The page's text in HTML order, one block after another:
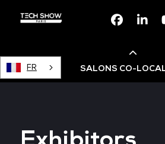
FR SALONS CO-
Devops Live